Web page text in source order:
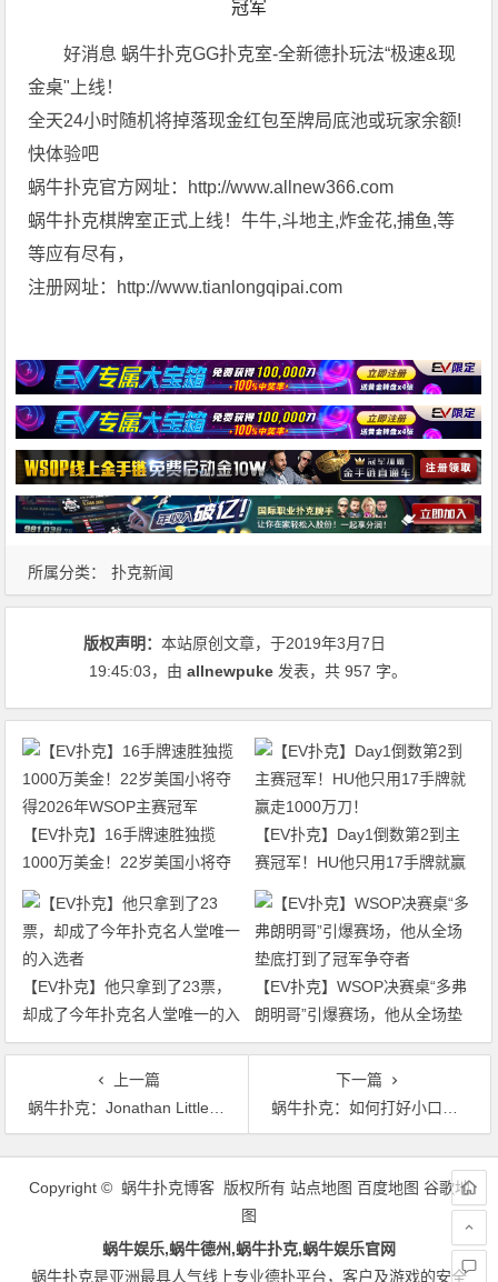
好消息 蜗牛扑克GG扑克室-全新德扑玩法“极速&现
金桌"上线！
全天24小时随机将掉落现金红包至牌局底池或玩家余额!
快体验吧
蜗牛扑克官方网址：http://www.allnew366.com
蜗牛扑克棋牌室正式上线！牛牛,斗地主,炸金花,捕鱼,等
等应有尽有，
注册网址：http://www.tianlongqipai.com
所属分类： 扑克新闻
版权声明：本站原创文章，于2019年3月7日
19:45:03，由allnewpuke 发表，共 957 字。
【EV扑克】16手牌速胜独揽
1000万美金！22岁美国小将夺
得2026年WSOP主赛冠军
【EV扑克】Day1倒数第2到主
赛冠军！HU他只用17手牌就赢
走1000万刀！
【EV扑克】他只拿到了23票，
却成了今年扑克名人堂唯一的入
选者
【EV扑克】WSOP决赛桌“多弗
朗明哥”引爆赛场，他从全场垫
底打到了冠军争夺者
上一篇
蜗牛扑克：Jonathan Little谈扑克：评估顶对的价值
下一篇
蜗牛扑克：​如何打好小口袋对子
文
Copyright © 蜗牛扑克博客 版权所有 站点地图 百度地图 谷歌地
图
蜗牛娱乐,蜗牛德州,蜗牛扑克,蜗牛娱乐官网
蜗牛扑克是亚洲最具人气线上专业德扑平台，客户及游戏的安全